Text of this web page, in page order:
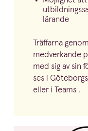
lärande
Träffarna
medverkande
med sig av sin
ses i
eller i Teams .